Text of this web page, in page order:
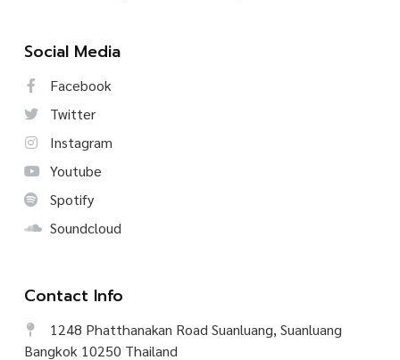
Social Media
Facebook
Twitter
Instagram
Youtube
Spotify
Soundcloud
Contact Info
1248 Phatthanakan Road Suanluang, Suanluang
Bangkok 10250 Thailand